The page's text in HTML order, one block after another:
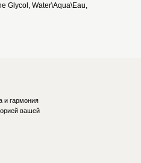
Glycol, Water\Aqua\Eau,
и гармония
вашей